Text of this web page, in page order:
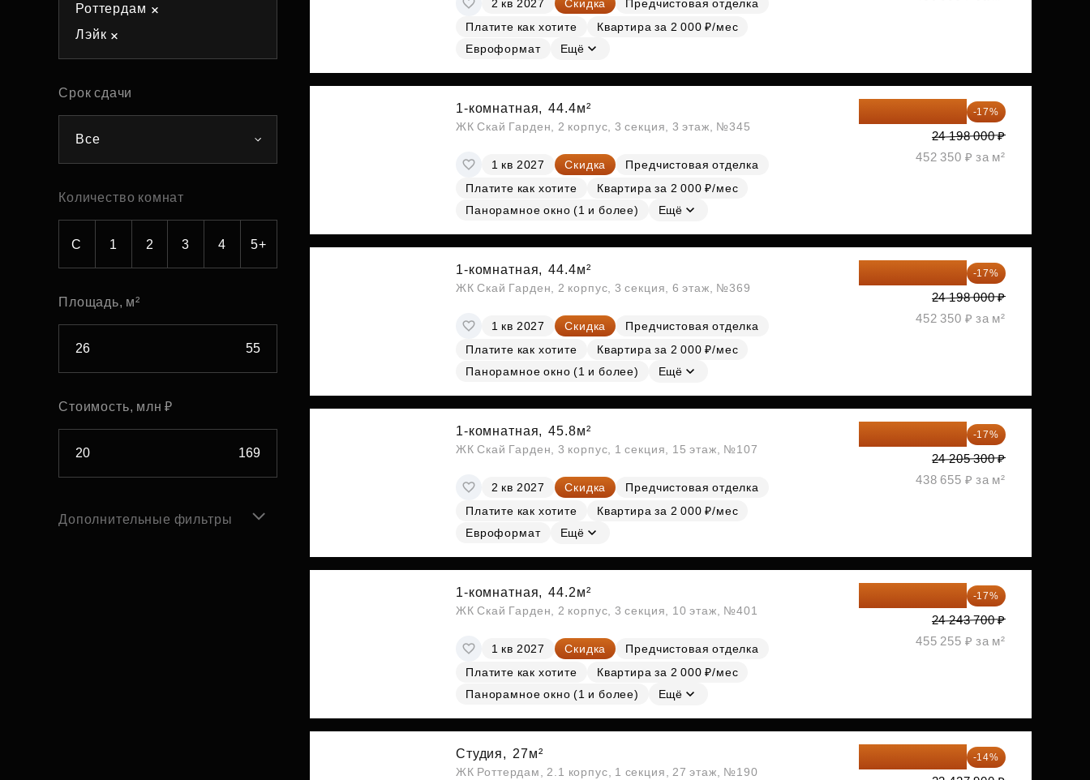
Субсидии
Роттердам
Лэйк
Срок сдачи
Все
Количество комнат
С 1 2 3 4 5+
Площадь, м²
Стоимость, млн ₽
Дополнительные фильтры
2 кв 2027 Скидка
Предчистовая отделка
Платите как хотите
Квартира за 2 000 ₽/мес
Евроформат
Ещё
1-комнатная, 44.4м²
ЖК Скай Гарден, 2 корпус, 3 секция, 3 этаж, №345
1 кв 2027 Скидка
Предчистовая отделка
Платите как хотите
Квартира за 2 000 ₽/мес
Панорамное окно (1 и более)
Ещё
-17%
24 198 000 ₽
452 350 ₽ за м²
1-комнатная, 44.4м²
ЖК Скай Гарден, 2 корпус, 3 секция, 6 этаж, №369
1 кв 2027 Скидка
Предчистовая отделка
Платите как хотите
Квартира за 2 000 ₽/мес
Панорамное окно (1 и более)
Ещё
-17%
24 198 000 ₽
452 350 ₽ за м²
1-комнатная, 45.8м²
ЖК Скай Гарден, 3 корпус, 1 секция, 15 этаж, №107
2 кв 2027 Скидка
Предчистовая отделка
Платите как хотите
Квартира за 2 000 ₽/мес
Евроформат
Ещё
-17%
24 205 300 ₽
438 655 ₽ за м²
1-комнатная, 44.2м²
ЖК Скай Гарден, 2 корпус, 3 секция, 10 этаж, №401
1 кв 2027 Скидка
Предчистовая отделка
Платите как хотите
Квартира за 2 000 ₽/мес
Панорамное окно (1 и более)
Ещё
-17%
24 243 700 ₽
455 255 ₽ за м²
Студия, 27м²
ЖК Роттердам, 2.1 корпус, 1 секция, 27 этаж, №190
-14%